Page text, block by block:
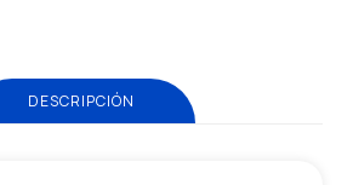
DESCRIPCIÓN